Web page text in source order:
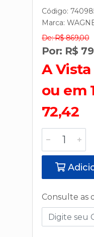
Código:
Marca:
De: R$ 869,00
Por: R$
A
ou em
72,42
Consulte as